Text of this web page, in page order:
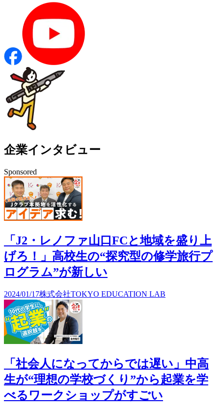
企業インタビュー
Sponsored
「J2・レノファ山口FCと地域を盛り上
げろ！」高校生の“探究型の修学旅行プ
ログラム”が新しい
2024/01/17株式会社TOKYO EDUCATION LAB
「社会人になってからでは遅い」中高
生が“理想の学校づくり”から起業を学
べるワークショップがすごい